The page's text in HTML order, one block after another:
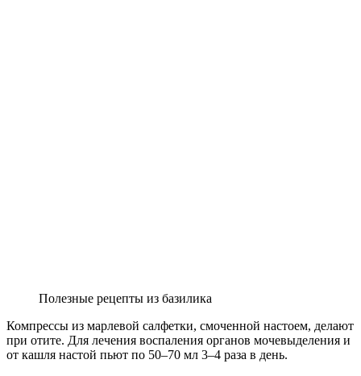
Полезные рецепты из базилика
Компрессы из марлевой салфетки, смоченной настоем, делают
при отите. Для лечения воспаления органов мочевыделения и
от кашля настой пьют по 50–70 мл 3–4 раза в день.